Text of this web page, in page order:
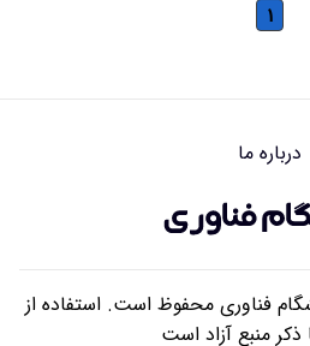
۱
درباره ما
فناوری محفوظ است. استفاده از
منبع آزاد است